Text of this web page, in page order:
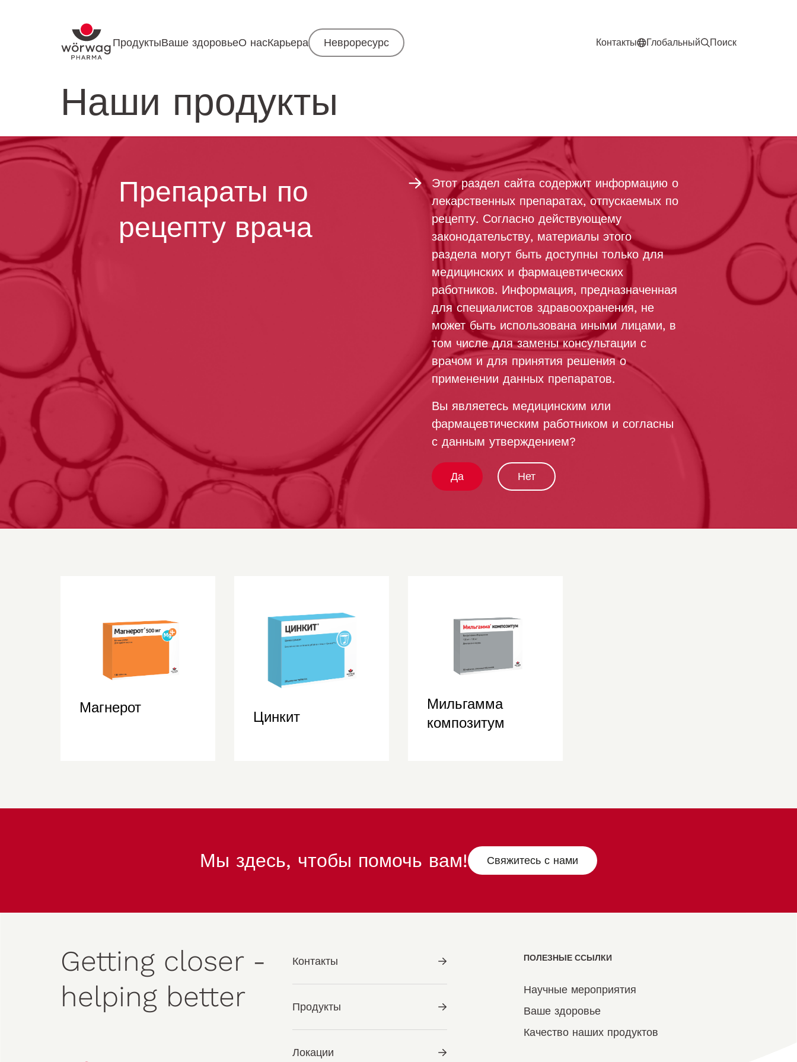
ПродуктыВаше здоровьеО насКарьера Невроресурс Контакты Глобальный Поиск
Наши продукты
Препараты по
рецепту врача
Этот раздел сайта содержит информацию о
лекарственных препаратах, отпускаемых по
рецепту. Согласно действующему
законодательству, материалы этого
раздела могут быть доступны только для
медицинских и фармацевтических
работников. Информация, предназначенная
для специалистов здравоохранения, не
может быть использована иными лицами, в
том числе для замены консультации с
врачом и для принятия решения о
применении данных препаратов.
Вы являетесь медицинским или
фармацевтическим работником и согласны
с данным утверждением?
Да Нет
Магнерот
Цинкит
Мильгамма
композитум
Мы здесь, чтобы помочь вам! Свяжитесь с нами
Getting closer -
helping better
Контакты
Продукты
Локации
ПОЛЕЗНЫЕ ССЫЛКИ
Научные мероприятия
Ваше здоровье
Качество наших продуктов